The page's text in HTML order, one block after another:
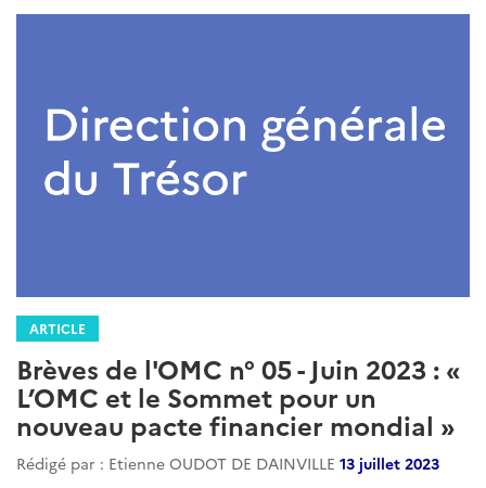
ARTICLE
Brèves de l'OMC n° 05 - Juin 2023 : «
L’OMC et le Sommet pour un
nouveau pacte financier mondial »
Rédigé par : Etienne OUDOT DE DAINVILLE 13 juillet 2023